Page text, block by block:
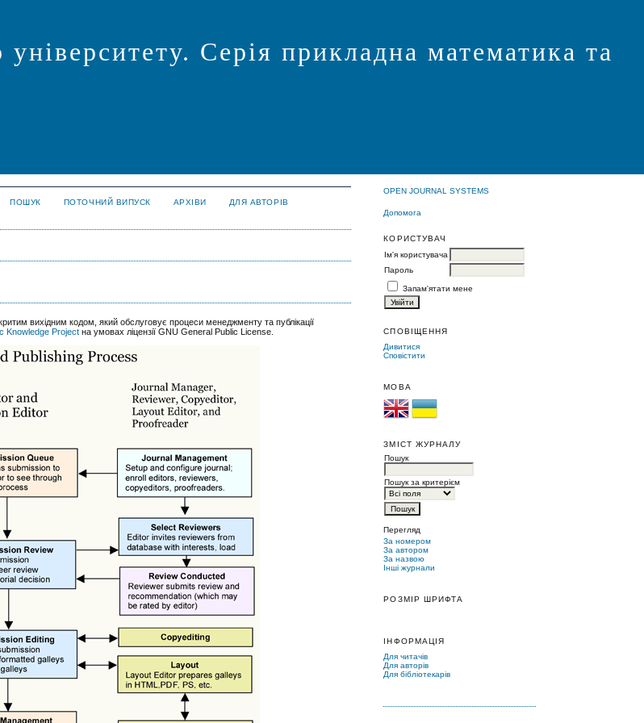
університету. Серія прикладна математика та
OPEN JOURNAL SYSTEMS
Допомога
КОРИСТУВАЧ
Ім'я користувача
Пароль
Запам'ятати мене
СПОВІЩЕННЯ
Дивитися
Сповістити
МОВА
ЗМІСТ ЖУРНАЛУ
Пошук
Пошук за критерієм
Перегляд
За номером
За автором
За назвою
Інші журнали
РОЗМІР ШРИФТА
ІНФОРМАЦІЯ
Для читачів
Для авторів
Для бібліотекарів
ПОШУК ПОТОЧНИЙ ВИПУСК АРХІВИ
ДЛЯ АВТОРІВ
вихідним кодом, який обслуговує процеси менеджменту та публікації
Knowledge Project на умовах ліцензії GNU General Public License.